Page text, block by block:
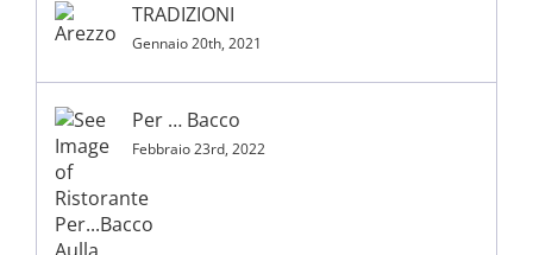
TRADIZIONI
Gennaio 20th, 2021
Per … Bacco
Febbraio 23rd, 2022